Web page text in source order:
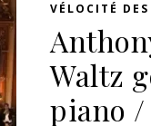
VÉLOCITÉ
Waltz
piano /